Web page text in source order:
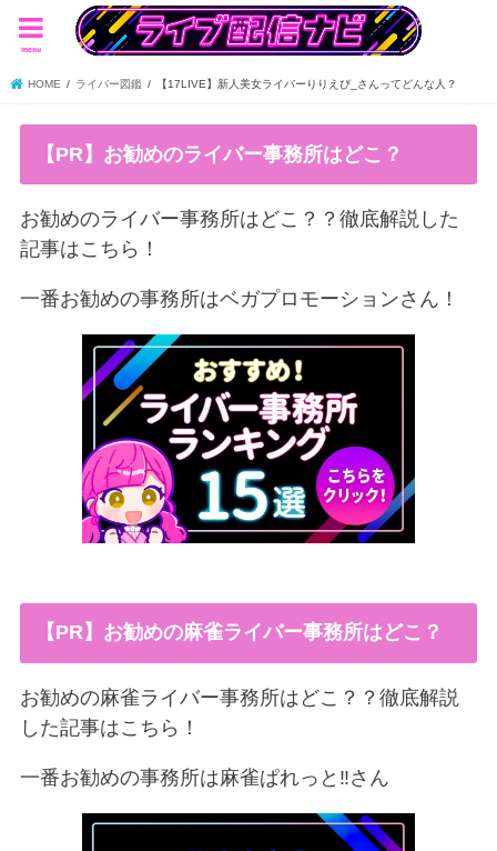
menu
HOME ライバー図鑑 【17LIVE】新人美女ライバーりりえぴ_さんってどんな人？
【PR】お勧めのライバー事務所はどこ？
お勧めのライバー事務所はどこ？？徹底解説した
記事はこちら！
一番お勧めの事務所はベガプロモーションさん！
【PR】お勧めの麻雀ライバー事務所はどこ？
お勧めの麻雀ライバー事務所はどこ？？徹底解説
した記事はこちら！
一番お勧めの事務所は麻雀ぱれっと‼︎さん